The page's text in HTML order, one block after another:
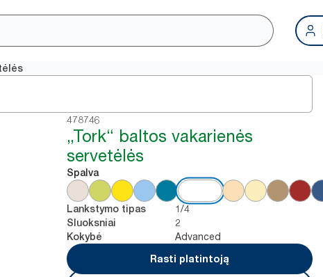
478746
„Tork“ baltos vakarienės
servetėlės
Spalva
Lankstymo tipas 1/4
Sluoksniai 2
Kokybė
Advanced
Rasti platintoją